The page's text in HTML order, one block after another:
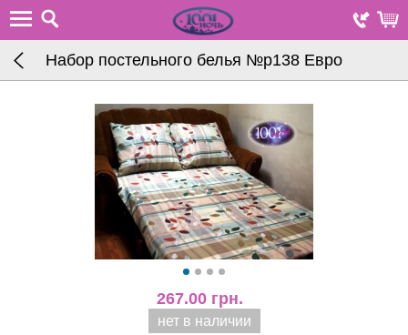
Набор постельного белья №р138 Евро
267.00 грн.
нет в наличии